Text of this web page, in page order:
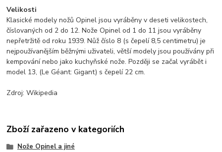
Velikosti
Klasické modely nožů Opinel jsou vyráběny v deseti velikostech,
číslovaných od 2 do 12. Nože Opinel od 1 do 11 jsou vyráběny
nepřetržitě od roku 1939. Nůž číslo 8 (s čepelí 8,5 centimetru) je
nejpoužívanějším běžnými uživateli, větší modely jsou používány při
kempování nebo jako kuchyňské nože. Později se začal vyrábět i
model 13, (Le Géant: Gigant) s čepelí 22 cm.
Zdroj: Wikipedia
Zboží zařazeno v kategoriích
Nože Opinel a jiné